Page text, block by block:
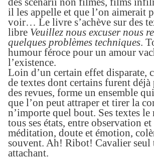
il les appelle et que l’on aimerait
voir… Le livre s’achève sur des
libre Veuillez nous excuser nous
quelques problèmes techniques.
humour féroce pour un amour
l’existence.
Loin d’un certain effet disparate,
de textes dont certains furent déjà
des revues, forme un ensemble
que l’on peut attraper et tirer la
n’importe quel bout. Ses textes le
tous ses états, entre observation et
méditation, doute et émotion,
souvent. Ah! Ribot! Cavalier seul
attachant.